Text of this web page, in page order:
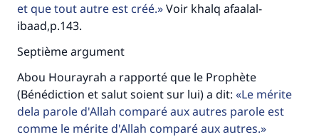
et que tout autre est créé. Voir khalq afaalal-
ibaad,p.143.
Septième argument
Abou Hourayrah a rapporté que le Prophète
(Bénédiction et salut soient sur lui) a dit:
Le mérite
dela parole d'Allah comparé aux autres parole est
comme le mérite d'Allah comparé aux autres.